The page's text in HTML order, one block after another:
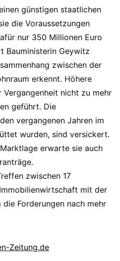
günstigen staatlichen
die Voraussetzungen
nur 350 Millionen Euro
Bauministerin Geywitz
zwischen der
erkennt. Höhere
Vergangenheit nicht zu mehr
geführt. Die
vergangenen Jahren im
wurden, sind versickert.
erwarte sie auch
zwischen 17
mit der
Forderungen nach mehr
Zeitung.de